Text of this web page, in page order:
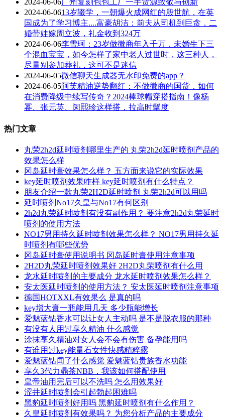
2024-06-06广州复刻包包工厂一手货源致敬与创新
2024-06-0613岁辍学，一朝爆火成网红的殷世航，在英
国成为了学习博主....富豪胡洁：前夫从司机到巨贪，二
婚带娃嫁周立波，礼金收到324万
2024-06-06李雪珂：23岁做微商年入千万，未婚生下三
个混血宝宝，如今怎样了家中老人过世时，这三种人，
尽量别参加葬礼，这可不是迷信
2024-06-05微信聊天生成器无水印免费的app？
2024-06-05阿芙精油逆势翻红：不做微商的国货，如何
在消费降级中续写传奇？2024棒球帽穿搭指南！像杨
幂、张元英、闵熙珍这样搭，拉高时髦度
热门文章
丸荣2h2d延时喷剂哪里生产的 丸荣2h2d延时喷剂产品的
效果怎么样
冈岛延时膏效果怎么样？ 五方面来说它的实际效果
key延时喷剂效果咋样 key延时喷剂有什么特点？
朋友介绍一款丸荣2H2D延时喷剂 丸荣2h2d可以用吗
延时喷剂No17久皇与No17有何区别
2h2d丸荣延时喷剂有没有副作用？ 要注意2h2d丸荣延时
喷剂的使用方法
NO17男用持久延时喷剂效果怎么样？ NO17男用持久延
时喷剂有哪些优势
冈岛延时膏使用说明书 冈岛延时膏使用注意事项
2H2D丸荣延时喷剂效果好 2H2D丸荣喷剂有什么用
龙水延时喷剂的主要成分 龙水延时喷剂效果怎么样？
安太医延时喷剂的使用方法？ 安太医延时喷剂注意事项
德国HOTXXL有效果么 是真的吗
key增大膏一瓶能用几天 多少瓶能增长
爱魅蓝钻香水可以让女人主动吗 是不是脱衣服的那种
有没有人用过享久精油 什么感觉
涂抹享久精油对女人会不会有伤害 备孕能用吗
有谁用过key能量石女性快感精粹露
爱魅蓝钻闻了什么感觉 爱魅蓝钻贵族香水功能
享久3代力鼎茶NBB，我该如何搭配使用
皇帝油用完后可以不洗吗 怎么用效果好
涩井延时喷剂会引起勃起困难吗
黑豹延时喷剂好用吗 黑豹延时喷剂有什么作用？
久皇延时喷剂有效果吗？ 为您分析产品的主要成分